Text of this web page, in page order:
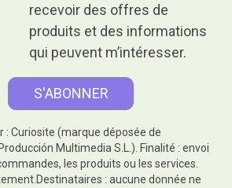
recevoir des offres de
produits et des informations
qui peuvent m’intéresser.
: Curiosite (marque déposée de
Multimedia S.L.). Finalité : envoi
les produits ou les services.
: aucune donnée ne